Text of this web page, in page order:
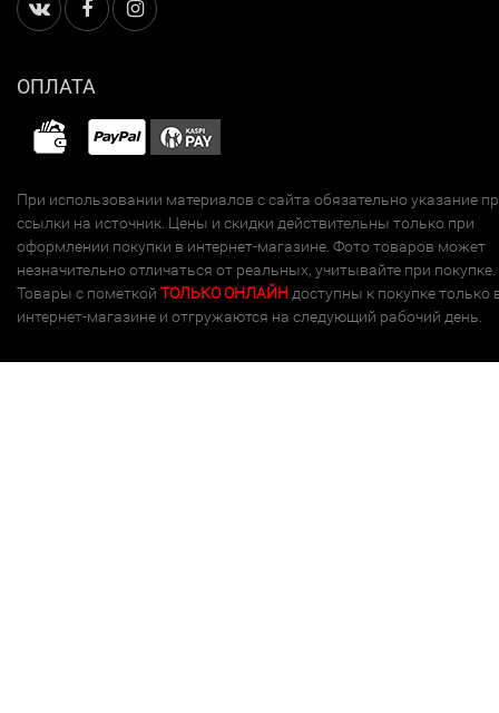
ОПЛАТА
При использовании материалов с сайта обязательно указание
ссылки на источник. Цены и скидки действительны только при
оформлении покупки в интернет-магазине. Фото товаров может
незначительно отличаться от реальных, учитывайте при покупке.
Товары с пометкой ТОЛЬКО ОНЛАЙН доступны к покупке только
интернет-магазине и отгружаются на следующий рабочий день.